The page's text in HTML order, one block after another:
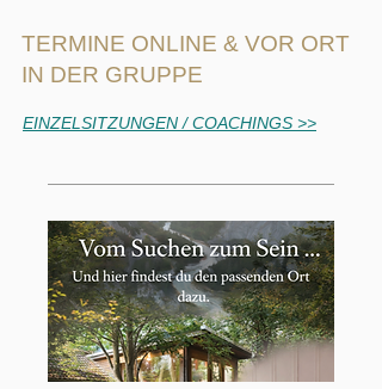
TERMINE ONLINE & VOR ORT
IN DER GRUPPE
EINZELSITZUNGEN / COACHINGS >>